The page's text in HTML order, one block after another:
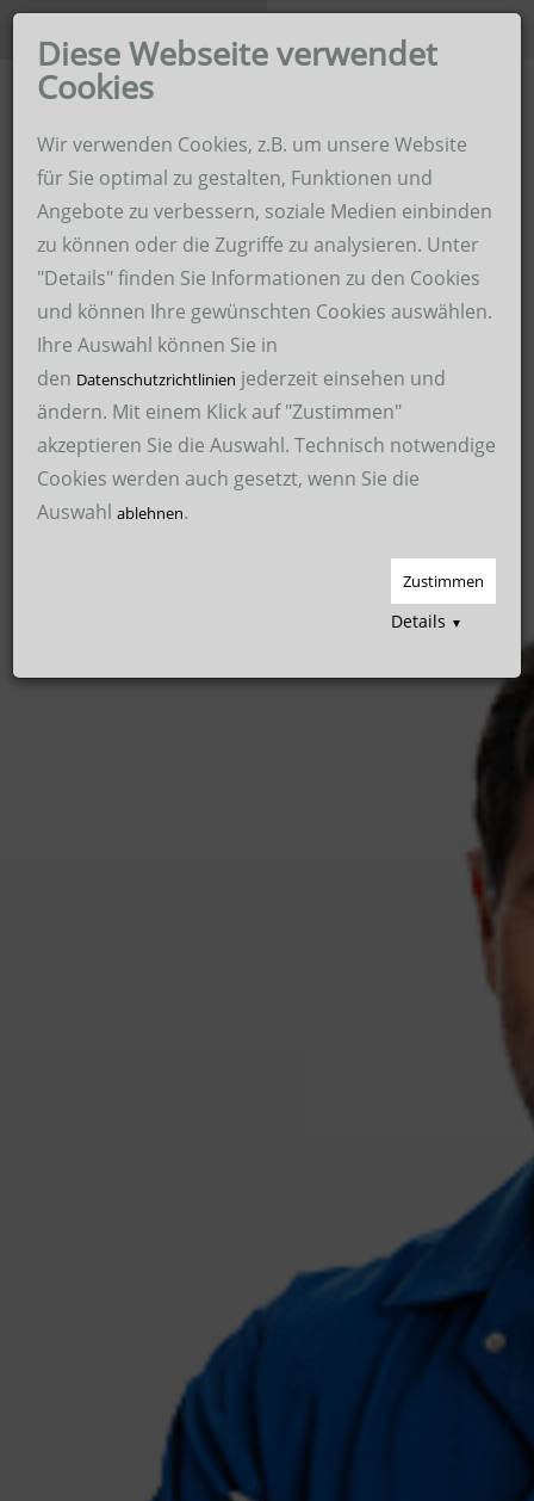
Diese Webseite verwendet
Cookies
Wir verwenden Cookies, z.B. um unsere Website
für Sie optimal zu gestalten, Funktionen und
Angebote zu verbessern, soziale Medien einbinden
zu können oder die Zugriffe zu analysieren. Unter
"Details" finden Sie Informationen zu den Cookies
und können Ihre gewünschten Cookies auswählen.
Ihre Auswahl können Sie in
den Datenschutzrichtlinien jederzeit einsehen und
ändern. Mit einem Klick auf "Zustimmen"
akzeptieren Sie die Auswahl. Technisch notwendige
Cookies werden auch gesetzt, wenn Sie die
Auswahl ablehnen.
Zustimmen
Details ▼
Gruppe
Home
Hoffmann Zeitarbeit im Revier
Hoffmann Personaldienstleistungen
Hoffmann Schweißservice
Hoffmann Malerservice
Hoffmann International Recruitment GmbH – HIRE
Über uns
Für Bewerber
Arbeitssicherheit